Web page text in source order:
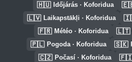
🇭🇺 Időjárás · Koforidua
🇱🇻 Laikapstākļi · Koforidua
🇫🇷 Météo · Koforidua 🇱🇹
🇵🇱 Pogoda · Koforidua 🇸🇰
🇨🇿 Počasí · Koforidua